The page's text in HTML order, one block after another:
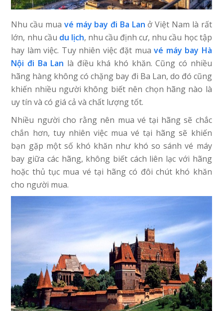
Nhu cầu mua vé máy bay đi Ba Lan ở Việt Nam là rất
lớn, nhu cầu du lịch, nhu cầu định cư, nhu cầu học tập
hay làm việc. Tuy nhiên việc đặt muavé máy bay Hà
Nội đi Ba Lan là điều khá khó khăn. Cũng có nhiều
hãng hàng không có chặng bay đi Ba Lan, do đó cũng
khiến nhiều người không biết nên chọn hãng nào là
uy tín và có giá cả và chất lượng tốt.
Nhiều người cho rằng nên mua vé tại hãng sẽ chắc
chắn hơn, tuy nhiên việc mua vé tại hãng sẽ khiến
bạn gặp một số khó khăn như khó so sánh vé máy
bay giữa các hãng, không biết cách liên lạc với hãng
hoặc thủ tục mua vé tại hãng có đôi chút khó khăn
cho người mua.